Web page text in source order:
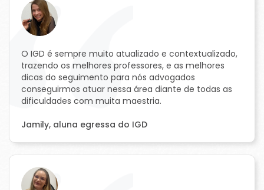
O IGD é sempre muito atualizado e contextualizado,
trazendo os melhores professores, e as melhores
dicas do seguimento para nós advogados
conseguirmos atuar nessa área diante de todas as
dificuldades com muita maestria.
Jamily, aluna egressa do IGD